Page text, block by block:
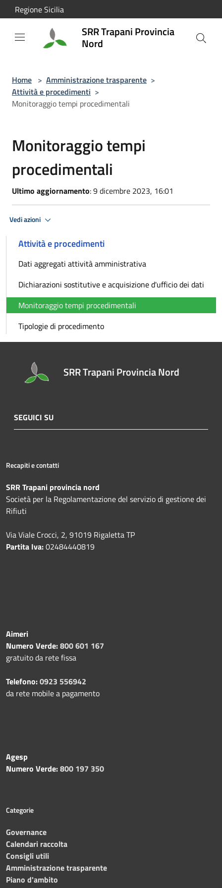
Salta al contenuto principale
Regione Sicilia
SRR Trapani Provincia
Nord
Home > Amministrazione trasparente >
Attività e procedimenti >
Monitoraggio tempi procedimentali
Monitoraggio tempi
procedimentali
Ultimo aggiornamento: 9 dicembre 2023, 16:01
Vedi azioni
Attività e procedimenti
Dati aggregati attività amministrativa
Dichiarazioni sostitutive e acquisizione d'ufficio dei dati
Monitoraggio tempi procedimentali
Tipologie di procedimento
SRR Trapani Provincia Nord
SEGUICI SU
Recapiti e contatti
SRR Trapani provincia nord
Società per la Regolamentazione del servizio di gestione dei
Rifiuti
Via Viale Crocci, 2, 91019 Rigaletta TP
Partita Iva:02484440819
Aimeri
Numero Verde:800 601 167
gratuito da rete fissa
Telefono:0923 556942
da rete mobile a pagamento
Agesp
Numero Verde:800 197 350
Categorie
Governance
Calendari raccolta
Consigli utili
Amministrazione trasparente
Piano d'ambito